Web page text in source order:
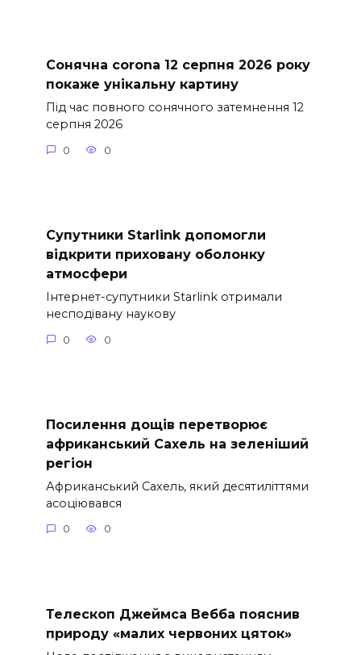
Сонячна corona 12 серпня 2026 року
покаже унікальну картину
Під час повного сонячного затемнення 12
серпня 2026
0 0
Супутники Starlink допомогли
відкрити приховану оболонку
атмосфери
Інтернет-супутники Starlink отримали
несподівану наукову
0 0
Посилення дощів перетворює
африканський Сахель на зеленіший
регіон
Африканський Сахель, який десятиліттями
асоціювався
0 0
Телескоп Джеймса Вебба пояснив
природу «малих червоних цяток»